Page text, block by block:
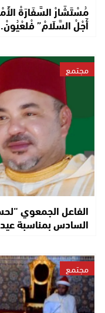
مُسْتَشَارْ السَّفَارَةْ
أَجْلْ السَّلَامْ”
مجتمع
الفاعل الجمعوي
السادس بمناسبة
مجتمع